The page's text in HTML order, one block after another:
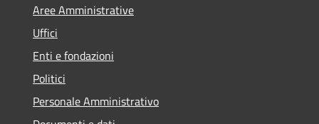
Aree Amministrative
Uffici
Enti e fondazioni
Politici
Personale Amministrativo